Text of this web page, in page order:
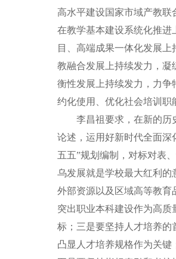
高水平建设国家市域产教联
在教学基本建设系统化推进
目、高端成果一体化发展
教融合发展上持续发力，凝
衡性发展上持续发力，力
约化使用、优化社会培训职
李昌祖要求，在新的历
论述，运用好新时代全面深
五五”规划编制，对标对表
乌发展就是学校最大红利的
外部资源以及区域高等教
突出职业本科建设作为高
标；三是要坚持人才培养
凸显人才培养规格作为关键